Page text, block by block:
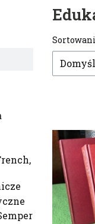
Lista